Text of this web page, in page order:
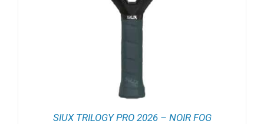
SIUX TRILOGY PRO 2026 – NOIR FOG